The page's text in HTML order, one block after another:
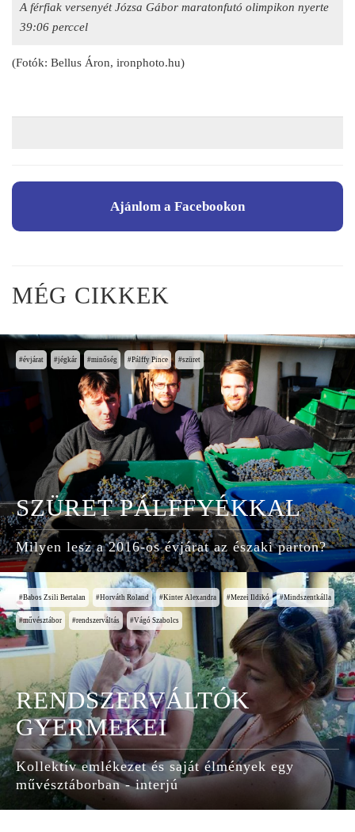
A férfiak versenyét Józsa Gábor maratonfutó olimpikon nyerte
39:06 perccel
(Fotók: Bellus Áron, ironphoto.hu)
Ajánlom a Facebookon
MÉG CIKKEK
évjárat jégkár minőség Pálffy Pince szüret
SZÜRET PÁLFFYÉKKAL
Milyen lesz a 2016-os évjárat az északi parton?
Babos Zsili Bertalan Horváth Roland Kinter Alexandra Mezei Ildikó Mindszentkálla
művésztábor rendszerváltás Vágó Szabolcs
RENDSZERVÁLTÓK
GYERMEKEI
Kollektív emlékezet és saját élmények egy
művésztáborban - interjú